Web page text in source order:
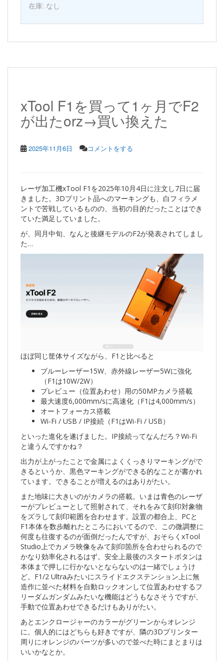
在庫: なし
xTool F1を買って1ヶ月でF2
が出たorz→買い換えた
2025年11月6日 コメントをする
レーザ加工機xTool F1を2025年10月4日に注文し7日に届
きました。3Dプリント品へのマーキングも、白フィラメ
ントで苦戦しているものの、当初の目的だったことはでき
ていた満足していました。
が、同月中旬、なんと後継モデルのF2が発表されてしまし
た…
ほぼ同じ筐体サイズながら、F1と比べると
ブルーレーザー15W、赤外線レーザー5Wに強化
（F1は10W/2W）
プレビュー（位置あわせ）用の50MPカメラ搭載
最大速度6,000mm/sに高速化（F1は4,000mm/s）
オートフォーカス搭載
Wi-Fi / USB / IP接続（F1はWi-Fi / USB）
といった進化を遂げました。IP接続ってなんだろ？Wi-Fi
と違うんですかね？
出力が上がったことで金属によくくっきりマーキングがで
きるというか、黒色マーキングができる的なことが書かれ
ています。できることが増えるのはありがたい。
また地味に大きいのがカメラの搭載。いまは青色のレーザ
ーがプレビューとして照射されて、それをみて刻印対象物
をズラして刻印範囲を合わせます。設置の都合上、PCと
F1本体を数歩離れたところにおいてるので、この微調整に
何度も往復するのが面倒だったんですが、おそらくxTool
Studio上でカメラ映像をみて刻印箇所を合わせられるので
かなり効率化されるはず。安全上最後のスタートボタンは
本体まで押しに行かないとならないのは一緒でしょうけ
ど。F1/2 Ultraみたいにスライドエクステンション上に無
造作に並べた材料を自動ロックオンして位置あわせするフ
リーダムガンダムみたいな機能はどうもなさそうですが、
手動で位置あわせできるだけもありがたい。
あとエンクロージャーのカラーがグリーンからオレンジ
に。個人的にはどちらも好きですが、隣の3Dプリンター
周りにオレンジのパーツが多いので並べた時にまとまりは
いいかなとか。